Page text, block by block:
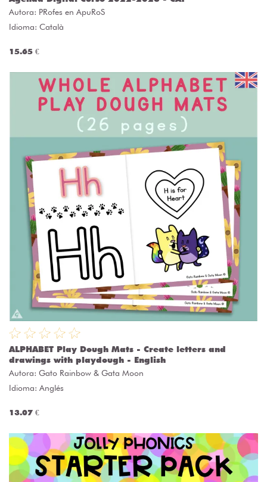
Autora: PRofes en ApuRoS
Idioma: Català
15.65 €
ALPHABET Play Dough Mats - Create letters and
drawings with playdough - English
Autora: Gato Rainbow & Gata Moon
Idioma: Anglés
13.07 €